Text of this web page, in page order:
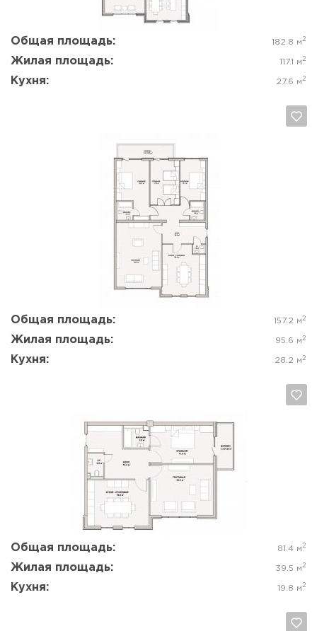
Общая площадь: 182.8 м 2
Жилая площадь: 117.1 м 2
Кухня: 27.6 м 2
Общая площадь: 157.2 м 2
Жилая площадь: 95.6 м 2
Кухня: 28.2 м 2
Общая площадь: 81.4 м 2
Жилая площадь: 39.5 м 2
Кухня: 19.8 м 2